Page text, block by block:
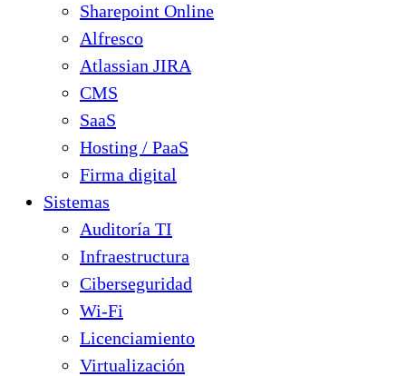
Sharepoint Online
Alfresco
Atlassian JIRA
CMS
SaaS
Hosting / PaaS
Firma digital
Sistemas
Auditoría TI
Infraestructura
Ciberseguridad
Wi-Fi
Licenciamiento
Virtualización